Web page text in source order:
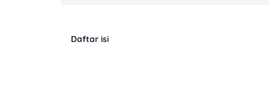
Daftar isi